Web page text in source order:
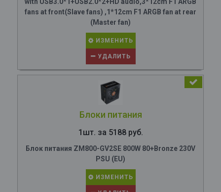
fans at front(Slave fans) ,1*12cm F1 ARGB fan at rear
(Master fan)
ИЗМЕНИТЬ
УДАЛИТЬ
Блоки питания
1шт. за 5188 руб.
Блок питания ZM800-GV2SE 800W 80+Bronze 230V
PSU (EU)
ИЗМЕНИТЬ